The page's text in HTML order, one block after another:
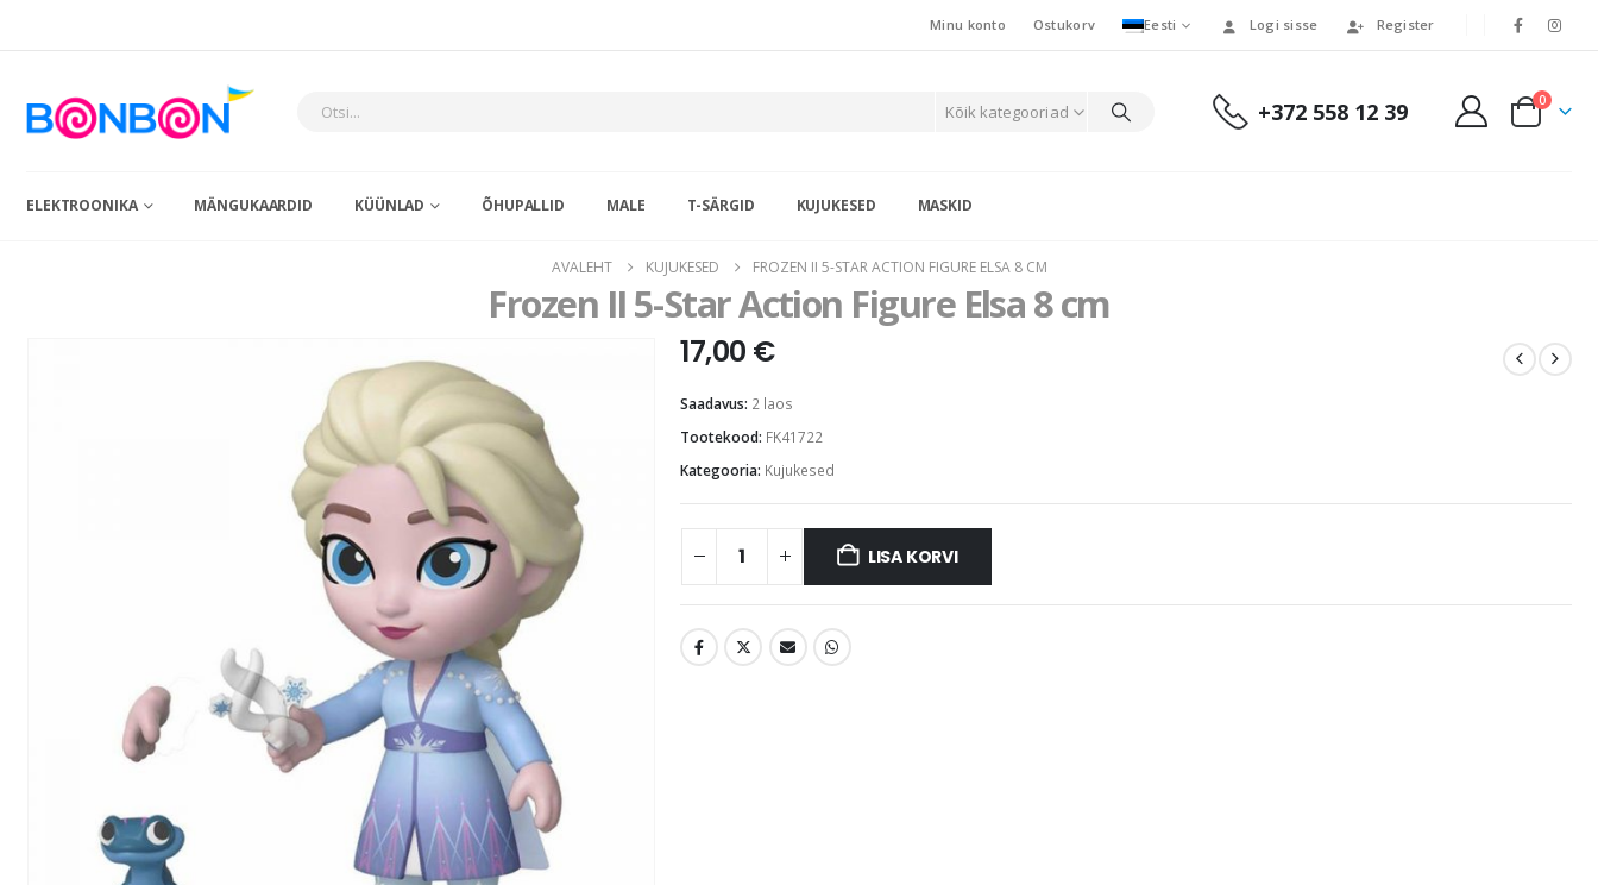
Minu konto Ostukorv Eesti Logi sisse Register
Kõik kategooriad +372 558 12 39 0
ELEKTROONIKA MÄNGUKAARDID KÜÜNLAD ÕHUPALLID MALE T-SÄRGID KUJUKESED MASKID
AVALEHT KUJUKESED FROZEN II 5-STAR ACTION FIGURE ELSA 8 CM
Frozen II 5-Star Action Figure Elsa 8 cm
17,00 €
Saadavus: 2 laos
Tootekood: FK41722
Kategooria: Kujukesed
LISA KORVI